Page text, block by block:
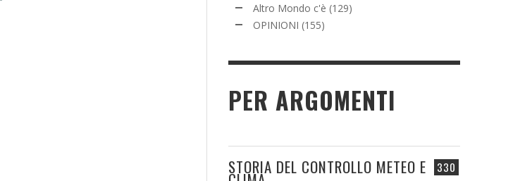
Altro Mondo c'è (129)
OPINIONI (155)
PER ARGOMENTI
330
STORIA DEL CONTROLLO METEO E